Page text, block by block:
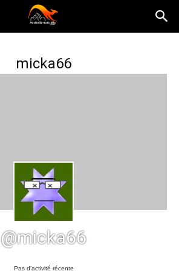
micka66
@micka66
Pas d’activité récente